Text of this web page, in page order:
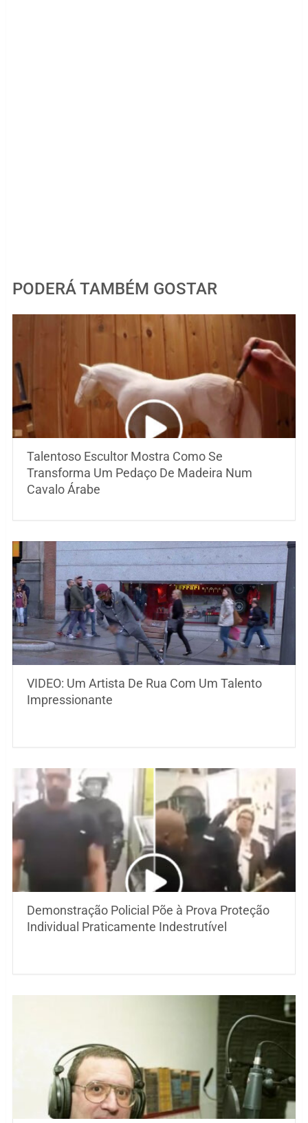
PODERÁ TAMBÉM GOSTAR
Talentoso Escultor Mostra Como Se
Transforma Um Pedaço De Madeira Num
Cavalo Árabe
VIDEO: Um Artista De Rua Com Um Talento
Impressionante
Demonstração Policial Põe à Prova Proteção
Individual Praticamente Indestrutível